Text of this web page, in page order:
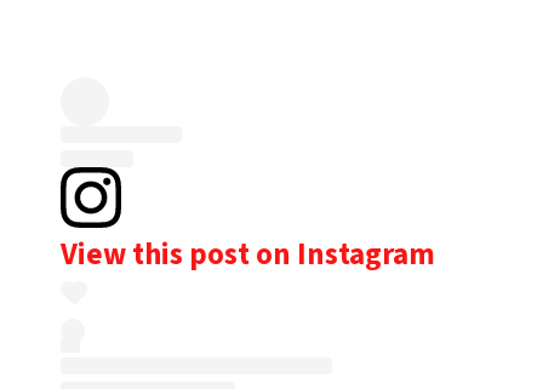
View this post on Instagram